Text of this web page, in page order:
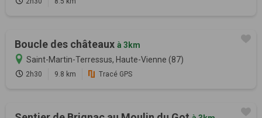
Boucle des châteaux à 3km
Saint-Martin-Terressus, Haute-Vienne (87)
2h30 9.8 km Tracé GPS